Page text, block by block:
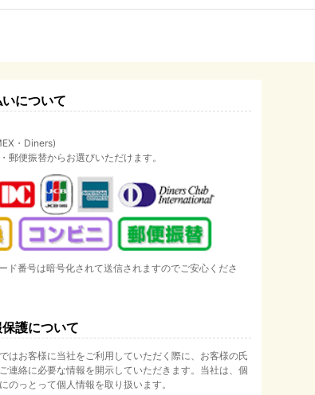
について
・Diners)
便振替からお選びいただけます。
ド番号は暗号化されて送信されますのでご安心くださ
護について
はお客様に当社をご利用していただく際に、お客様の氏
連絡に必要な情報を開示していただきます。当社は、個
のっとって個人情報を取り扱います。